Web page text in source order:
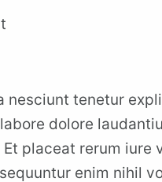
tenetur
dolore
placeat rerum iure
enim nihil